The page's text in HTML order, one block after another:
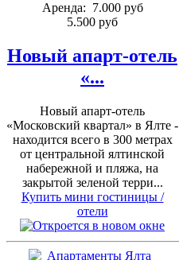
Аренда: 7.000 руб
5.500 руб
Новый апарт-отель
«...
Новый апарт-отель
«Московский квартал» в Ялте -
находится всего в 300 метрах
от центральной ялтинской
набережной и пляжа, на
закрытой зеленой терри...
Купить мини гостиницы /
отели